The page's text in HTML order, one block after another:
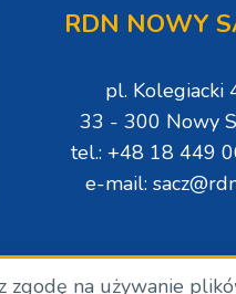
RDN NOWY
pl. Kolegiacki
33 - 300 Nowy
tel.: +48 18 449
e-mail:
zgodę na używanie